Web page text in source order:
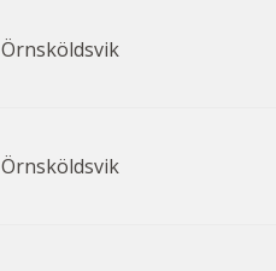
Örnsköldsvik
Örnsköldsvik